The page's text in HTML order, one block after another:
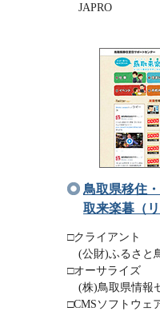
JAPRO
鳥取県移住
取来楽暮（
□クライアント
(公財)ふるさと
□オーサライズ
(株)鳥取県情報
□CMSソフトウェ